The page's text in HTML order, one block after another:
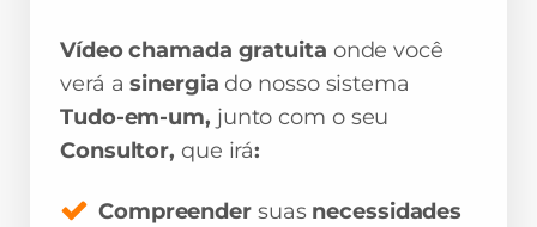
Vídeo chamada gratuita onde você
verá a sinergiado nosso sistema
Tudo-em-um, junto com o seu
Consultor, que irá:
Compreender suasnecessidades